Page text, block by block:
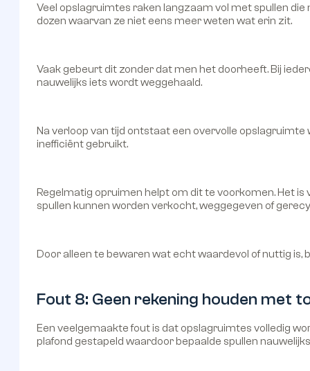
Veel opslagruimtes raken langzaam vol met spullen
dozen waarvan ze niet eens meer weten wat erin zit.
Vaak gebeurt dit zonder dat men het doorheeft. Bij
nauwelijks iets wordt weggehaald.
Na verloop van tijd ontstaat een overvolle
inefficiënt gebruikt.
Regelmatig opruimen helpt om dit te voorkomen. Het
spullen kunnen worden verkocht, weggegeven of
Door alleen te bewaren wat echt waardevol of nuttig
Fout 8: Geen rekening houden met
Een veelgemaakte fout is dat opslagruimtes volledig
plafond gestapeld waardoor bepaalde spullen